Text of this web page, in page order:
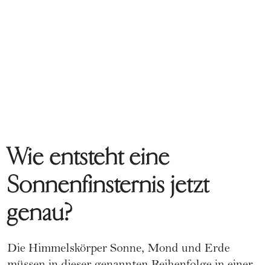
Wie entsteht eine
Sonnenfinsternis jetzt
genau?
Die Himmelskörper Sonne, Mond und Erde